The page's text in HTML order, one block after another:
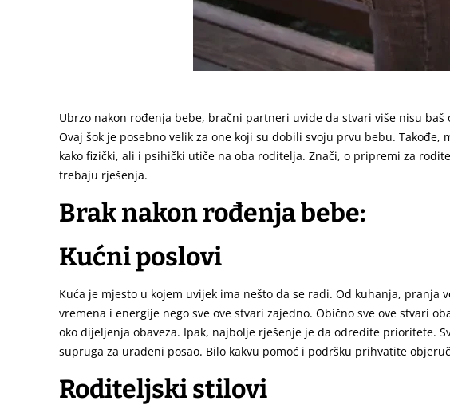
Ubrzo nakon rođenja bebe, bračni partneri uvide da stvari više nisu baš
Ovaj šok je posebno velik za one koji su dobili svoju prvu bebu.
kako fizički, ali i psihički utiče na oba roditelja. Znači, o pripremi za
trebaju rješenja.
Brak nakon rođenja bebe:
Kućni poslovi
Kuća je mjesto u kojem uvijek ima nešto da se radi. Od kuhanja,
vremena i energije nego sve ove stvari zajedno. Obično sve ove stvari
oko dijeljenja obaveza. Ipak, najbolje rješenje je da odredite prioritete.
supruga za urađeni posao. Bilo kakvu pomoć i podršku prihvatite
Roditeljski stilovi